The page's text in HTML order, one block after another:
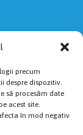
precum
despre dispozitiv.
să procesăm date
acest site.
în mod negativ